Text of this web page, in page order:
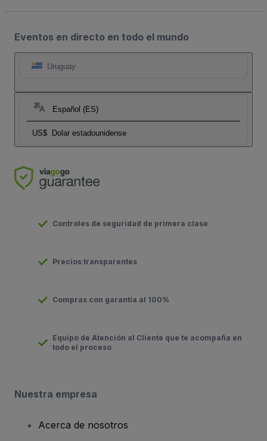
Eventos en directo en todo el mundo
Uruguay
Español (ES)
US$ Dolar estadounidense
Controles de seguridad de primera clase
Precios transparentes
Compras con garantía al 100%
Equipo de Atención al Cliente que te acompaña en
todo el proceso
Nuestra empresa
Acerca de nosotros